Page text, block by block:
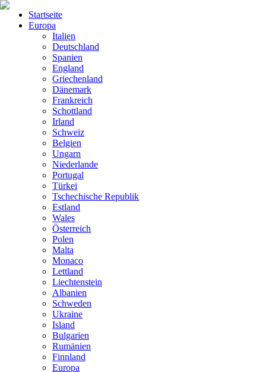
Startseite
Europa
Italien
Deutschland
Spanien
England
Griechenland
Dänemark
Frankreich
Schottland
Irland
Schweiz
Belgien
Ungarn
Niederlande
Portugal
Türkei
Tschechische Republik
Estland
Wales
Österreich
Polen
Malta
Monaco
Lettland
Liechtenstein
Albanien
Schweden
Ukraine
Island
Bulgarien
Rumänien
Finnland
Europa